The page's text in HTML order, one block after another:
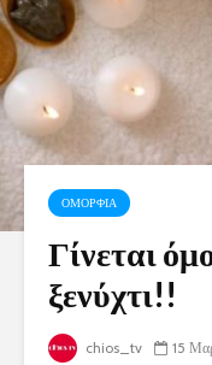
ΟΜΟΡΦΙΑ
Γίνεται
ξενύχτι!!
chios_tv 15